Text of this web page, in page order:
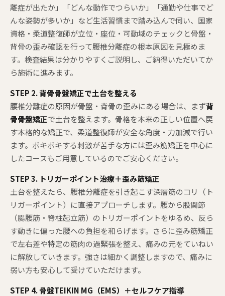
離症が出たか」「どんな動作でつらいか」「通勤や仕事でど
んな姿勢が多いか」など生活習慣まで踏み込んで伺い、国家
資格・柔道整復師が立位・座位・可動域のチェックと骨盤・
背骨の歪み確認を行って腰椎分離症の根本原因を見極めま
す。検査結果は分かりやすくご説明し、ご納得いただいてか
ら施術に進みます。
STEP 2. 背骨骨盤矯正で土台を整える
腰椎分離症の原因が骨盤・背骨の歪みにある場合は、まず背
骨骨盤矯正で土台を整えます。骨格を本来の正しい位置へ戻
す本格的な矯正で、柔道整復師が安全な角度・力加減で行い
ます。ボキボキする刺激が苦手な方には歪み筋矯正を中心に
したコースもご用意しているのでご安心ください。
STEP 3. トリガーポイント治療＋歪み筋矯正
土台を整えたら、腰椎分離症を引き起こす深層筋のコリ（ト
リガーポイント）に直接アプローチします。腰から股関節
（腸腰筋・脊柱起立筋）のトリガーポイントをゆるめ、反ら
す動きに偏った腰への負担を和らげます。さらに歪み筋矯正
で左右差や特定の筋肉の過緊張を整え、痛みの元をていねい
に解放していきます。強さは細かく調整しますので、痛みに
弱い方も安心して受けていただけます。
STEP 4. 骨盤TEIKIN MG（EMS）＋セルフケア指導